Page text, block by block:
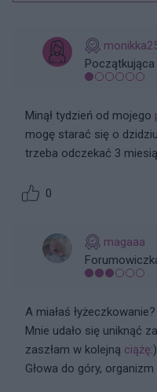
Początkująca
Minął tydzień od mojego
mogę starać się o
trzeba odczekać 3
0
magaaa
A miałaś łyżeczkowanie?
Mnie udało się uniknąć
zaszłam w kolejną ciążę
Głowa do góry,